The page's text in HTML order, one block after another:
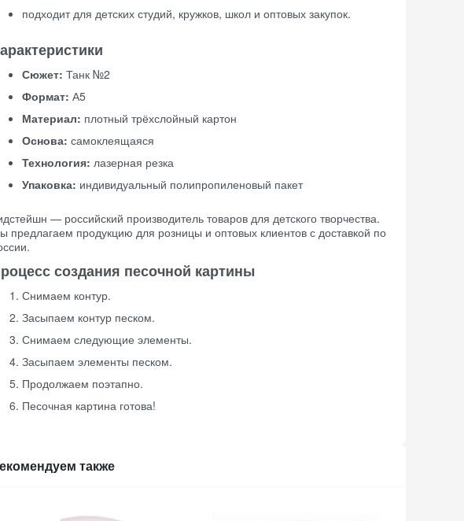
подходит для детских студий, кружков, школ и оптовых закупок.
Сюжет: Танк №2
Формат: А5
Материал: плотный трёхслойный картон
Основа: самоклеящаяся
Технология: лазерная резка
Упаковка: индивидуальный полипропиленовый пакет
— российский производитель товаров для детского творчества.
предлагаем продукцию для розницы и оптовых клиентов с доставкой по
создания песочной картины
Снимаем контур.
Засыпаем контур песком.
Снимаем следующие элементы.
Засыпаем элементы песком.
Продолжаем поэтапно.
Песочная картина готова!
также